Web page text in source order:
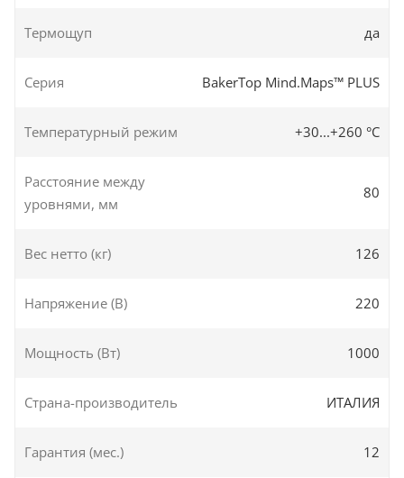
Термощуп да
Серия BakerTop Mind.Maps™ PLUS
Температурный режим +30...+260 °C
Расстояние между
уровнями, мм
80
Вес нетто (кг) 126
Напряжение (В) 220
Мощность (Вт) 1000
Страна-производитель ИТАЛИЯ
Гарантия (мес.) 12